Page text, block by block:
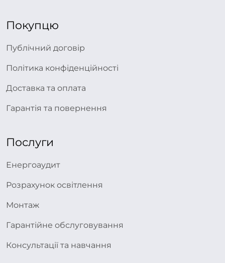
Покупцю
Публічний договір
Політика конфіденційності
Доставка та оплата
Гарантія та повернення
Послуги
Енергоаудит
Розрахунок освітлення
Монтаж
Гарантійне обслуговування
Консультації та навчання